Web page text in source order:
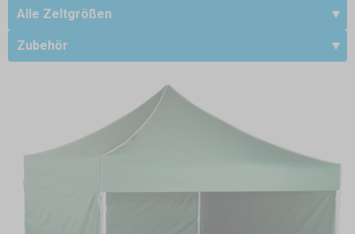
Alle Zeltgrößen
Zubehör